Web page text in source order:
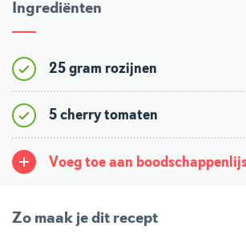
Ingrediënten
25 gram rozijnen
5 cherry tomaten
Voeg toe aan
Zo maak je dit recept